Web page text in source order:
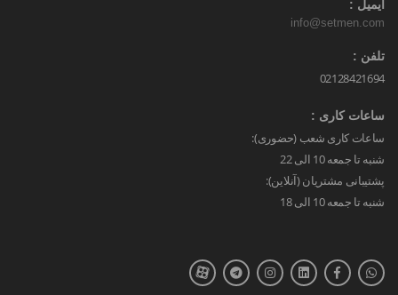
ایمیل :
info@setmen.com
تلفن :
02128421694
ساعات کاری :
ساعات کاری شعب (حضوری):
شنبه تا جمعه 10 الی 22
پشتیبانی مشتریان (آنلاین):
شنبه تا جمعه 10 الی 18